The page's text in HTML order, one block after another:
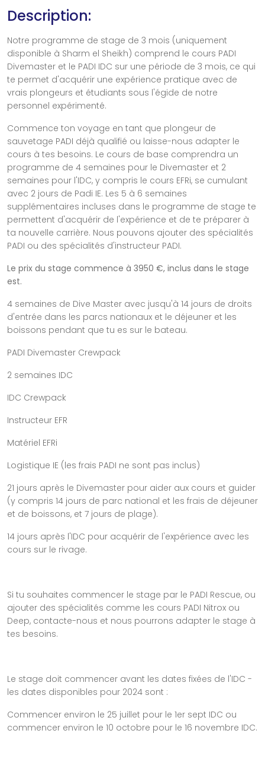
Description:
Notre programme de stage de 3 mois (uniquement
disponible à Sharm el Sheikh) comprend le cours PADI
Divemaster et le PADI IDC sur une période de 3 mois, ce qui
te permet d'acquérir une expérience pratique avec de
vrais plongeurs et étudiants sous l'égide de notre
personnel expérimenté.
Commence ton voyage en tant que plongeur de
sauvetage PADI déjà qualifié ou laisse-nous adapter le
cours à tes besoins. Le cours de base comprendra un
programme de 4 semaines pour le Divemaster et 2
semaines pour l'IDC, y compris le cours EFRi, se cumulant
avec 2 jours de Padi IE. Les 5 à 6 semaines
supplémentaires incluses dans le programme de stage te
permettent d'acquérir de l'expérience et de te préparer à
ta nouvelle carrière. Nous pouvons ajouter des spécialités
PADI ou des spécialités d'instructeur PADI.
Le prix du stage commence à 3950 €, inclus dans le stage
est.
4 semaines de Dive Master avec jusqu'à 14 jours de droits
d'entrée dans les parcs nationaux et le déjeuner et les
boissons pendant que tu es sur le bateau.
PADI Divemaster Crewpack
2 semaines IDC
IDC Crewpack
Instructeur EFR
Matériel EFRi
Logistique IE (les frais PADI ne sont pas inclus)
21 jours après le Divemaster pour aider aux cours et guider
(y compris 14 jours de parc national et les frais de déjeuner
et de boissons, et 7 jours de plage).
14 jours après l'IDC pour acquérir de l'expérience avec les
cours sur le rivage.
Si tu souhaites commencer le stage par le PADI Rescue, ou
ajouter des spécialités comme les cours PADI Nitrox ou
Deep, contacte-nous et nous pourrons adapter le stage à
tes besoins.
Le stage doit commencer avant les dates fixées de l'IDC -
les dates disponibles pour 2024 sont :
Commencer environ le 25 juillet pour le 1er sept IDC ou
commencer environ le 10 octobre pour le 16 novembre IDC.